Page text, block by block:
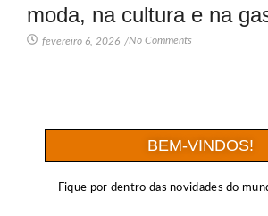
moda, na cultura e na
fevereiro 6, 2026 /No Comments
BEM-VINDOS!
Fique por dentro das novidades do